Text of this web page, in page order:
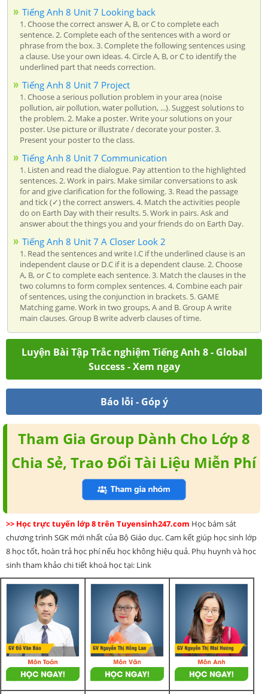
Tiếng Anh 8 Unit 7 Looking back
1. Choose the correct answer A, B, or C to complete each
sentence. 2. Complete each of the sentences with a word or
phrase from the box. 3. Complete the following sentences using
a clause. Use your own ideas. 4. Circle A, B, or C to identify the
underlined part that needs correction.
Tiếng Anh 8 Unit 7 Project
1. Choose a serious pollution problem in your area (noise
pollution, air pollution, water pollution, ...). Suggest solutions to
the problem. 2. Make a poster. Write your solutions on your
poster. Use picture or illustrate / decorate your poster. 3.
Present your poster to the class.
Tiếng Anh 8 Unit 7 Communication
1. Listen and read the dialogue. Pay attention to the highlighted
sentences. 2. Work in pairs. Make similar conversations to ask
for and give clarification for the following. 3. Read the passage
and tick (✓) the correct answers. 4. Match the activities people
do on Earth Day with their results. 5. Work in pairs. Ask and
answer about the things you and your friends do on Earth Day.
Tiếng Anh 8 Unit 7 A Closer Look 2
1. Read the sentences and write I.C if the underlined clause is an
independent clause or D.C if it is a dependent clause. 2. Choose
A, B, or C to complete each sentence. 3. Match the clauses in the
two columns to form complex sentences. 4. Combine each pair
of sentences, using the conjunction in brackets. 5. GAME
Matching game. Work in two groups, A and B. Group A write
main clauses. Group B write adverb clauses of time.
Luyện Bài Tập Trắc nghiệm Tiếng Anh 8 - Global
Success - Xem ngay
Báo lỗi - Góp ý
Tham Gia Group Dành Cho Lớp 8
Chia Sẻ, Trao Đổi Tài Liệu Miễn Phí
>> Học trực tuyến lớp 8 trên Tuyensinh247.com Học bám sát
chương trình SGK mới nhất của Bộ Giáo dục. Cam kết giúp học sinh lớp
8 học tốt, hoàn trả học phí nếu học không hiệu quả. Phụ huynh và học
sinh tham khảo chi tiết khoá học tại: Link